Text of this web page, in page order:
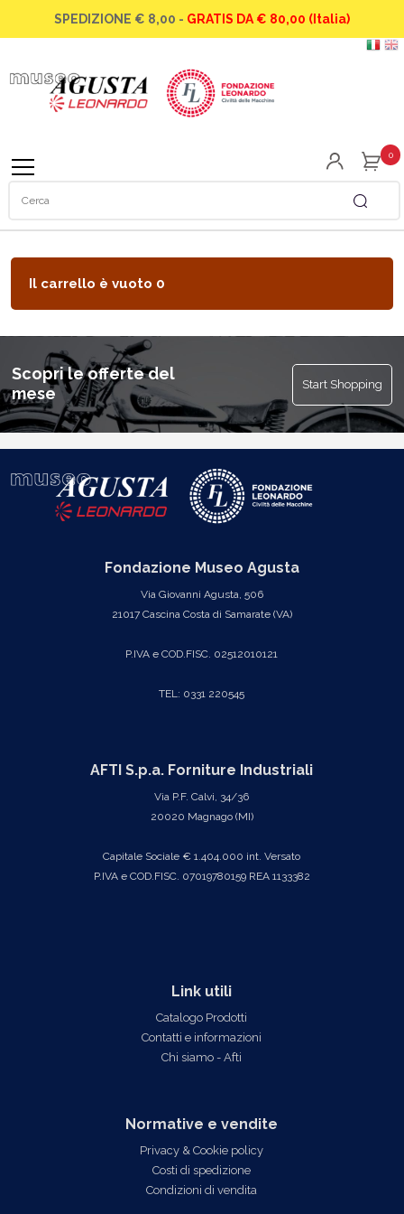
SPEDIZIONE € 8,00 - GRATIS DA € 80,00 (Italia)
0
Il carrello è vuoto 0
Scopri le offerte del
mese
Start Shopping
Fondazione Museo Agusta
Via Giovanni Agusta, 506
21017 Cascina Costa di Samarate (VA)
P.IVA e COD.FISC. 02512010121
TEL: 0331 220545
AFTI S.p.a. Forniture Industriali
Via P.F. Calvi, 34/36
20020 Magnago (MI)
Capitale Sociale € 1.404.000 int. Versato
P.IVA e COD.FISC. 07019780159 REA 1133382
Link utili
Catalogo Prodotti
Contatti e informazioni
Chi siamo - Afti
Normative e vendite
Privacy & Cookie policy
Costi di spedizione
Condizioni di vendita
La famiglia
Gli elicotteri
La Caproni vizzola
La famiglia
Abbigliamento
Modellini
Libri